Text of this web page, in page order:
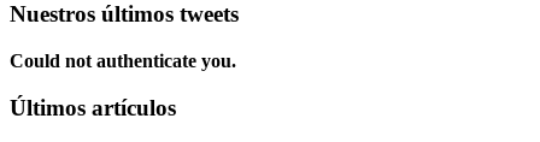
Nuestros últimos tweets
Could not authenticate you.
Últimos artículos